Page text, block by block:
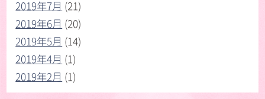
2019年7月 (21)
2019年6月 (20)
2019年5月 (14)
2019年4月 (1)
2019年2月 (1)